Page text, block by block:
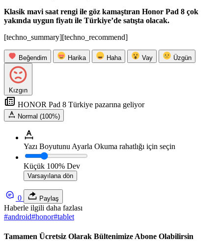
Klasik mavi saat rengi ile göz kamaştıran Honor Pad 8 çok
yakında uygun fiyatı ile Türkiye’de satışta olacak.
[techno_summary][techno_recommend]
Beğendim Harika Haha Vay Üzgün
Kızgın
HONOR Pad 8 Türkiye pazarına geliyor
Normal (100%)
Yazı Boyutunu Ayarla Okuma rahatlığı için seçin
Küçük 100% Dev
Varsayılana dön
0 Paylaş
Haberle ilgili daha fazlası
#android#honor#tablet
Tamamen Ücretsiz Olarak Bültenimize Abone Olabilirsin